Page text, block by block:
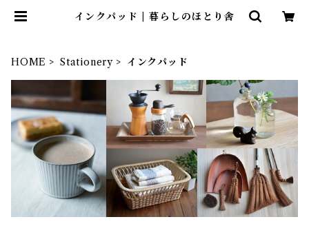
インクパッド | 暮らしのほとり舎
HOME Stationery インクパッド